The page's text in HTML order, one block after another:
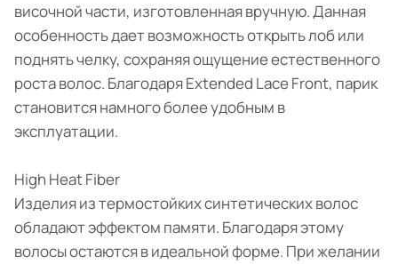
височной части, изготовленная вручную. Данная
особенность дает возможность открыть лоб или
поднять челку, сохраняя ощущение естественного
роста волос. Благодаря Extended Lace Front, парик
становится намного более удобным в
эксплуатации.
High Heat Fiber
Изделия из термостойких синтетических волос
обладают эффектом памяти. Благодаря этому
волосы остаются в идеальной форме. При желании